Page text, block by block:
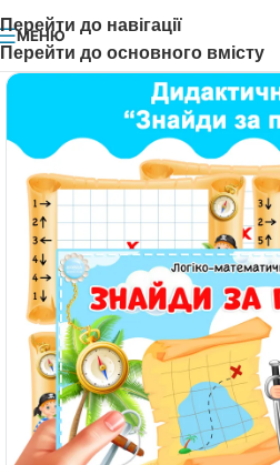
Перейти до навігації
Перейти до основного вмісту
МЕНЮ